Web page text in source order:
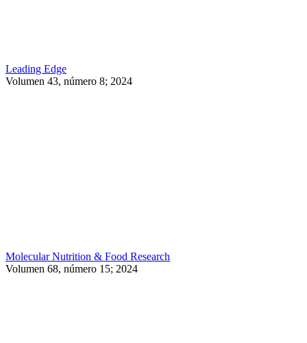
Leading Edge
Volumen 43, número 8; 2024
Molecular Nutrition & Food Research
Volumen 68, número 15; 2024